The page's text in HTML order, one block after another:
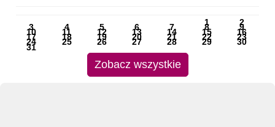
1 2
3 4 5 6 7 8 9
10 11 12 13 14 15 16
17 18 19 20 21 22 23
24 25 26 27 28 29 30
31
Zobacz wszystkie